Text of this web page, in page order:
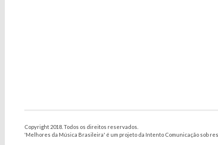
Copyright 2018. Todos os direitos reservados.
'Melhores da Música Brasileira' é um projeto da Intento Comunicação sob